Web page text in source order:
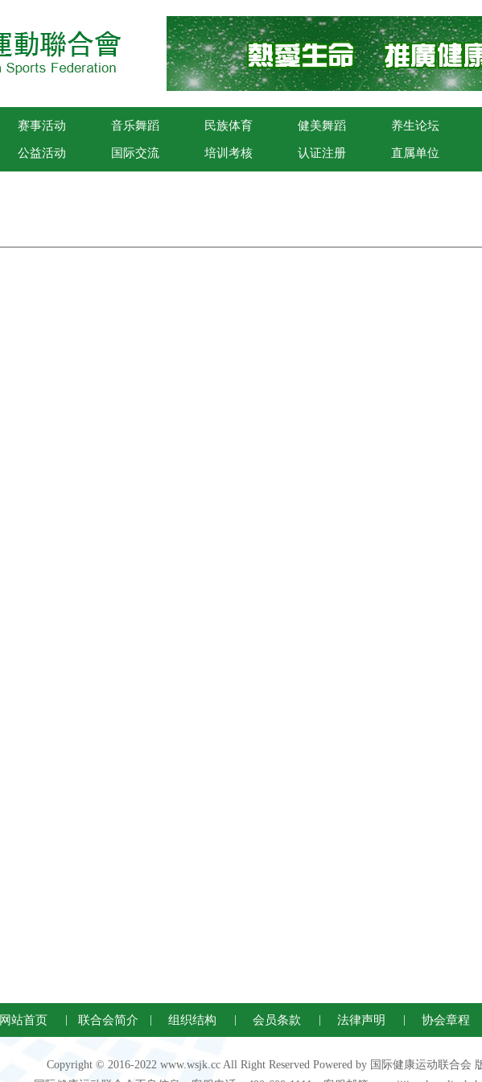
赛事活动 音乐舞蹈 民族体育 健美舞蹈 养生论坛
公益活动 国际交流 培训考核 认证注册 直属单位
网站首页 联合会简介 组织结构 会员条款 法律声明 协会章程
Copyright © 2016-2022 www.wsjk.cc All Right Reserved Powered by 国际健康运动联合会